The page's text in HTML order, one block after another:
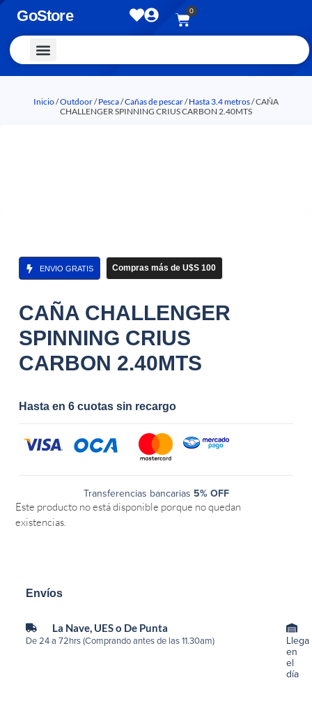
GoStore 0
Inicio/Outdoor/Pesca/Cañas de pescar/Hasta 3.4 metros/ CAÑA
CHALLENGER SPINNING CRIUS CARBON 2.40MTS
ENVIO GRATIS Compras más de U$S 100
CAÑA CHALLENGER
SPINNING CRIUS
CARBON 2.40MTS
Hasta en 6 cuotas sin recargo
Transferencias bancarias 5% OFF
Este producto no está disponible porque no quedan
existencias.
Envíos
La Nave, UES o De Punta
De 24 a 72hrs (Comprando antes de las 11.30am)
Llega
en
el
día